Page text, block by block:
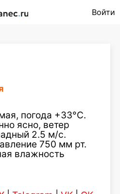
Войти
погода +33°C.
ясно, ветер
2.5 м/с.
750 мм рт.
влажность